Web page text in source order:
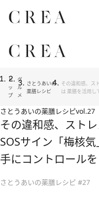
ト
ッ
プ
グ
ル
メ
さとうあいの
薬膳レシピ
その違和感、ス
は 薬膳を活用し
さとうあいの薬膳レシピvol.27
その違和感、スト
SOSサイン「梅核
手にコントロールを
さとうあいの薬膳レシピ #27